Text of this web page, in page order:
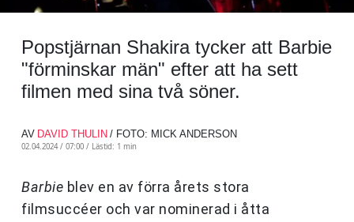
Popstjärnan Shakira tycker att Barbie
"förminskar män" efter att ha sett
filmen med sina två söner.
AV DAVID THULIN / FOTO: MICK ANDERSON
02.04.2024 / 07:00 / Lästid: 1 min
Barbie blev en av förra årets stora
filmsuccéer och var nominerad i åtta